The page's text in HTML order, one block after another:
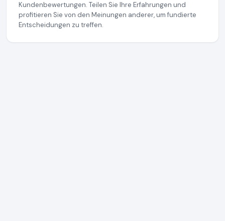
Kundenbewertungen. Teilen Sie Ihre Erfahrungen und
profitieren Sie von den Meinungen anderer, um fundierte
Entscheidungen zu treffen.